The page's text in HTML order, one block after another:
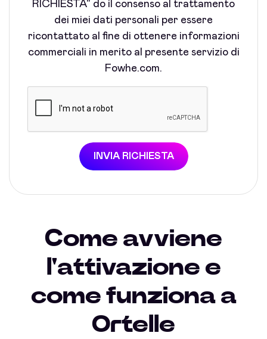
RICHIESTA" do il consenso al trattamento
dei miei dati personali per essere
ricontattato al fine di ottenere informazioni
commerciali in merito al presente servizio di
Fowhe.com.
INVIA RICHIESTA
Come avviene
l'attivazione e
come funziona a
Ortelle